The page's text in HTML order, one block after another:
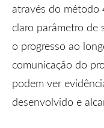
através do método
claro parâmetro de
o progresso ao
comunicação do
podem ver
desenvolvido e